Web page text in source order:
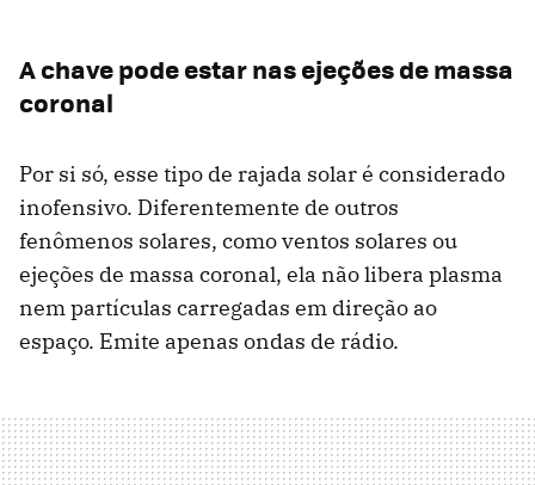
A chave pode estar nas ejeções de massa
coronal
Por si só, esse tipo de rajada solar é considerado
inofensivo. Diferentemente de outros
fenômenos solares, como ventos solares ou
ejeções de massa coronal, ela não libera plasma
nem partículas carregadas em direção ao
espaço. Emite apenas ondas de rádio.